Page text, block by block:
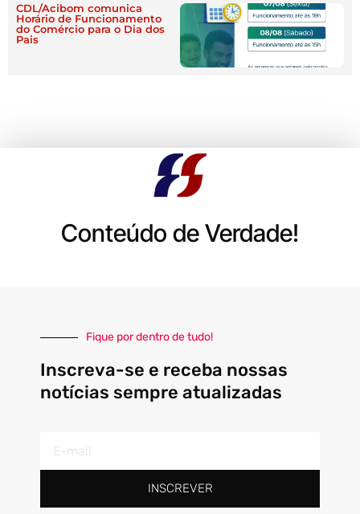
CDL/Acibom comunica
Horário de Funcionamento
do Comércio para o Dia dos
Pais
Conteúdo de Verdade!
Fique por dentro de tudo!
Inscreva-se e receba nossas
notícias sempre atualizadas
mail
INSCREVER